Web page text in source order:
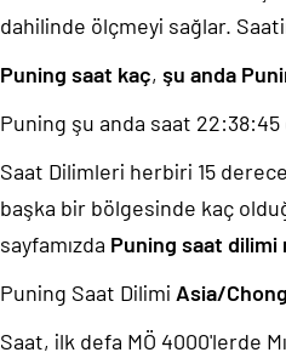
dahilinde ölçmeyi sağlar.
Puning saat kaç, şu anda
Puning şu anda saat 22:38:46
Saat Dilimleri herbiri 15
başka bir bölgesinde kaç
sayfamızda Puning saat dilimi
Puning Saat Dilimi Asia/
Saat, ilk defa MÖ 4000'lerde